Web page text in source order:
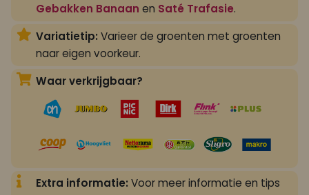
Gebakken Banaan en Saté Trafasie.
Variatietip: Varieer de groenten met groenten
naar eigen voorkeur.
Waar verkrijgbaar?
Extra informatie: Voor meer informatie en tips